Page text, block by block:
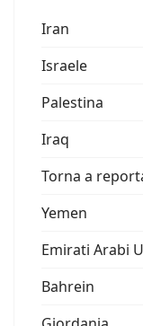
Iran
Israele
Palestina
Iraq
Torna a
Yemen
Emirati Arabi
Bahrein